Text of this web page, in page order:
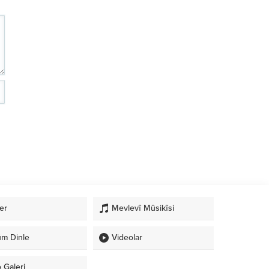
Mevlevî Mûsikîsi
Dinle Videolar
Galeri